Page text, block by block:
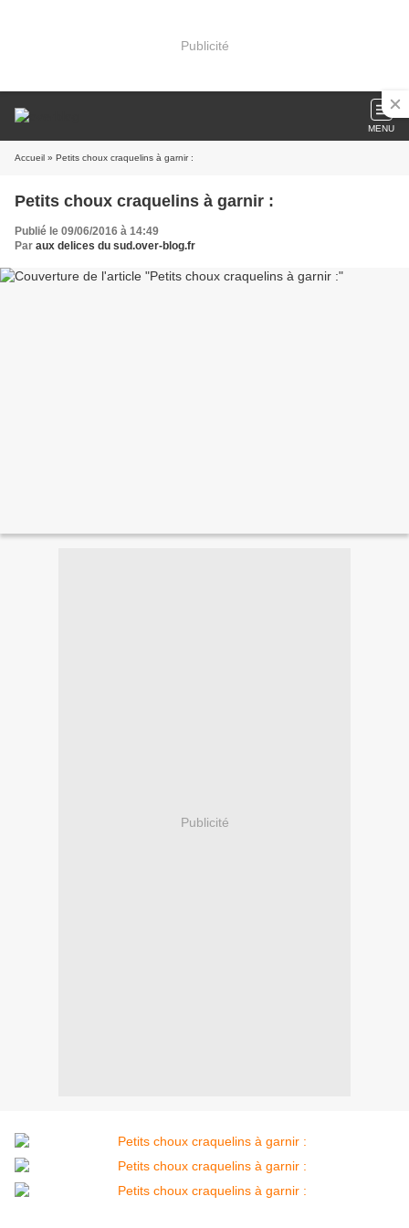
Publicité
MENU
Accueil » Petits choux craquelins à garnir :
Petits choux craquelins à garnir :
Publié le 09/06/2016 à 14:49
Par aux delices du sud.over-blog.fr
Publicité